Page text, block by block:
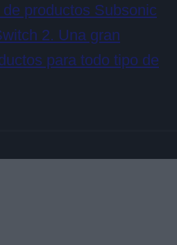
productos Subsonic
2. Una gran
para todo tipo de